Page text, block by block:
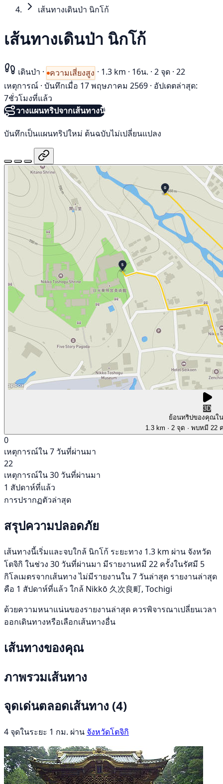
เส้นทางเดินป่า นิกโก้
เส้นทางเดินป่า นิกโก้
เดินป่า · ความเสี่ยงสูง · 1.3 km · 16น. · 2 จุด · 22
เหตุการณ์ · บันทึกเมื่อ 17 พฤษภาคม 2569 · อัปเดตล่าสุด:
7ชั่วโมงที่แล้ว
วางแผนทริปจากเส้นทางนี้
บันทึกเป็นแผนทริปใหม่ ต้นฉบับไม่เปลี่ยนแปลง
3D
ย้อนทริปของคุณใ
1.3 km · 2 จุด · พบหมี 22
0
เหตุการณ์ใน 7 วันที่ผ่านมา
22
เหตุการณ์ใน 30 วันที่ผ่านมา
1 สัปดาห์ที่แล้ว
การปรากฏตัวล่าสุด
สรุปความปลอดภัย
เส้นทางนี้เริ่มและจบใกล้ นิกโก้ ระยะทาง 1.3 km ผ่าน จังหวัด
โตจิกิ ในช่วง 30 วันที่ผ่านมา มีรายงานหมี 22 ครั้งในรัศมี 5
กิโลเมตรจากเส้นทาง ไม่มีรายงานใน 7 วันล่าสุด รายงานล่าสุด
คือ 1 สัปดาห์ที่แล้ว ใกล้ Nikkō 久次良町, Tochigi
ด้วยความหนาแน่นของรายงานล่าสุด ควรพิจารณาเปลี่ยนเวลา
ออกเดินทางหรือเลือกเส้นทางอื่น
เส้นทางของคุณ
ภาพรวมเส้นทาง
จุดเด่นตลอดเส้นทาง (4)
4 จุดในระยะ 1 กม. ผ่าน จังหวัดโตจิกิ